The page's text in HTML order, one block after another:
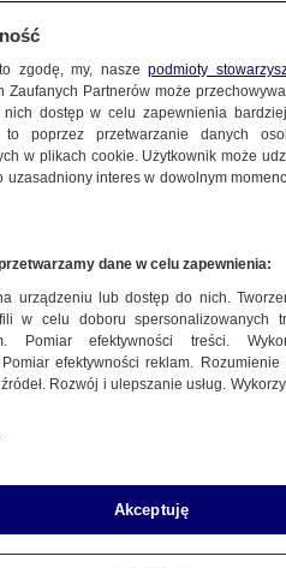
ministra
zgodę, my, naszepodmioty
Zaufanych Partnerów może
dostęp w celu zapewnienia
poprzez przetwarzanie danych
w plikach cookie. Użytkownik może
interes w dowolnym
dane w celu zapewnienia:
urządzeniu lub dostęp do nich.
w celu doboru spersonalizowanych
Pomiar efektywności treści.
efektywności reklam.
Rozwój i ulepszanie usług.
Akceptuję